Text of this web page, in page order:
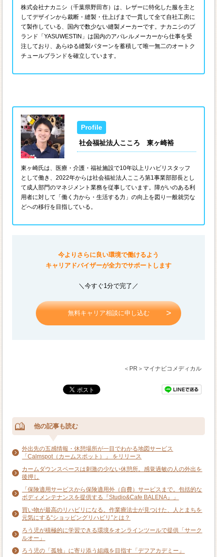
株式会社ナカニシ（千葉県野田市）は、レザーに特化した服を主と
してデザインから裁断・縫製・仕上げまで一貫して全て自社工房に
て製作している、国内で数少ない縫製メーカーです。ナカニシのブ
ランド「YASUWESTIN」は国内のアパレルメーカーから仕事を受
注しており、あらゆる縫製パターンを蓄積して唯一無二のオートク
チュールブランドを確立しています。
社会福祉法人こころ 東ヶ崎裕
東ヶ崎氏は、医療・介護・福祉施設で10年以上リハビリスタッフ
として働き、2022年からは社会福祉法人こころ第1事業部部長とし
て成人部門のマネジメント業務を従事しています。障がいのある利
用者に対して「働く力から・生活する力」の向上を図り一般就労な
どへの移行を目指している。
今よりさらに良い環境で働けるよう
キャリアドバイザーが全力でサポートします
＼今すぐ1分で完了／
無料キャリア相談に申し込む
＜PR＞マイナビコメディカル
他の記事も読む
外出先の五感情報・休憩場所が一目でわかる地図サービス
「Calmspot（カームスポット）」 をリリース
カームダウンスペースは刺激の少ない休憩所。感覚過敏の人の外出を
後押し
「保険適用サービスから保険適用外（自費）サービスまで。包括的な
ボディメンテナンスを提供する『Studio&Cafe BALENA』」
買い物が最高のリハビリになる。作業療法士が見つけた、人とまちを
元気にする“ショッピングリハビリ”とは？
ろう児が積極的に学習できる環境をオンラインツールで提供「サーク
ルオー」
ろう児の「孤独」に寄り添う組織を目指す「デフアカデミー」